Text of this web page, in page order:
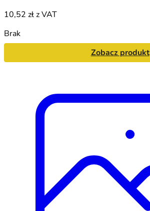
10,52 złz VAT
Brak
Zobacz produkt